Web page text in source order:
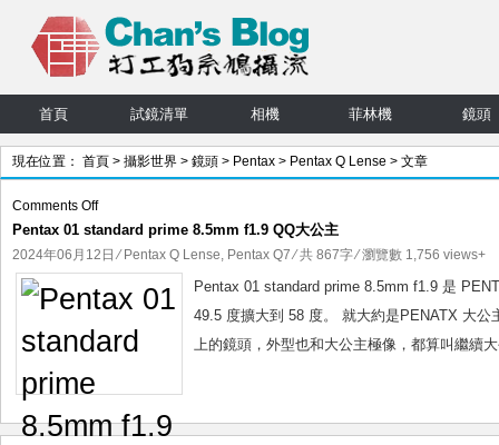
首頁 試鏡清單 相機 菲林機 鏡頭
現在位置： 首頁 > 攝影世界 > 鏡頭 > Pentax > Pentax Q Lense > 文章
Comments Offon
Pentax
01
standard
prime
8.5mm
f1.9
公
Pentax 01 standard prime 8.5mm f1.9 QQ大公主
2024年06月12日 ⁄ Pentax Q Lense, Pentax Q7⁄ 共 867字 ⁄ 瀏覽數 1,756 views+
Pentax 01 standard prime 8.5mm f1.9 是
49.5 度擴大到 58 度。 就大約是PENATX 大
上的鏡頭，外型也和大公主極像，都算叫繼